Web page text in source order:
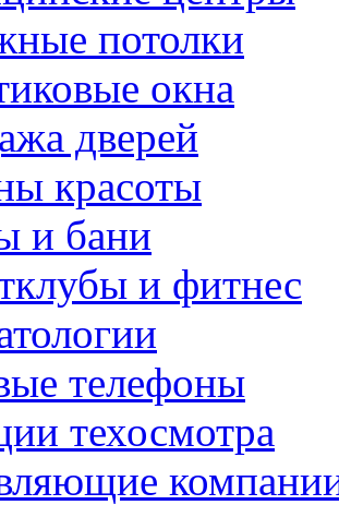
потолки
окна
дверей
красоты
и бани
и фитнес
телефоны
техосмотра